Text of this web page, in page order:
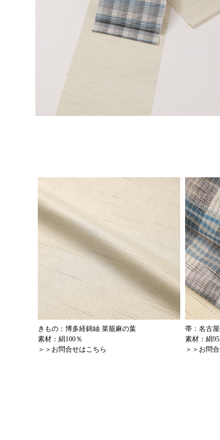
きもの：博多経錦紬 菜籠麻の葉
素材：絹100％
＞＞お問合せはこちら
帯：名古
素材：絹
＞＞お問